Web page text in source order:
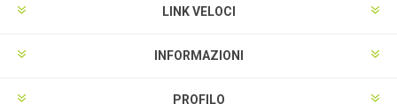
LINK VELOCI
INFORMAZIONI
PROFILO